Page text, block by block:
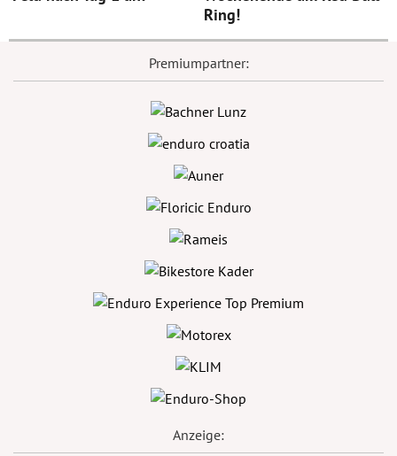
Ring!
Premiumpartner:
Anzeige: